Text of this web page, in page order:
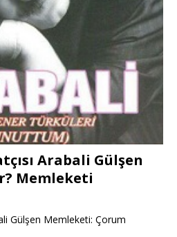
Arabali Gülşen
Memleketi
Gülşen Memleketi: Çorum